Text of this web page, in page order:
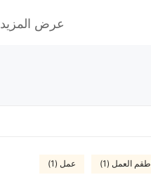
عرض المزيد
أطقم العمل (1) عمل (1)